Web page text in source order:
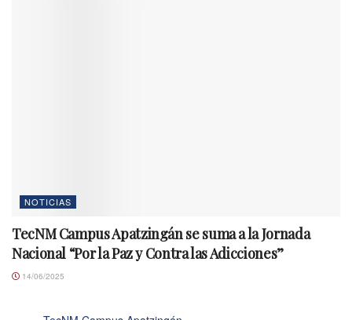
NOTICIAS
TecNM Campus Apatzingán se suma a la Jornada
Nacional “Por la Paz y Contra las Adicciones”
14/06/2025